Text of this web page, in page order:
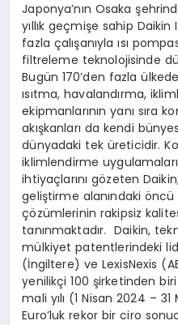
Japonya’nın Osaka
yıllık geçmişe sahip
fazla çalışanıyla ısı
filtreleme teknolojisinde
Bugün 170’den fazla
ısıtma, havalandırma,
ekipmanlarının yanı sıra
akışkanları da kendi
dünyadaki tek üreticidir.
iklimlendirme
ihtiyaçlarını gözeten
geliştirme alanındaki öncü
çözümlerinin rakipsiz
tanınmaktadır. Daikin,
mülkiyet patentlerindeki
(İngiltere) ve LexisNexis
yenilikçi 100 şirketinden
mali yılı (1 Nisan 2024 –
Euro’luk rekor bir ciro